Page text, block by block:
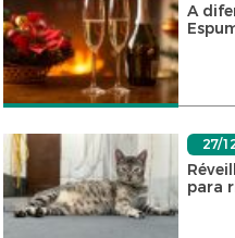
A
27/
para